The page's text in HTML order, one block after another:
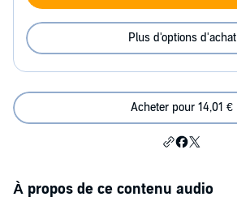
Plus d'options d'achat
Acheter pour 14,01 €
À propos de ce contenu audio